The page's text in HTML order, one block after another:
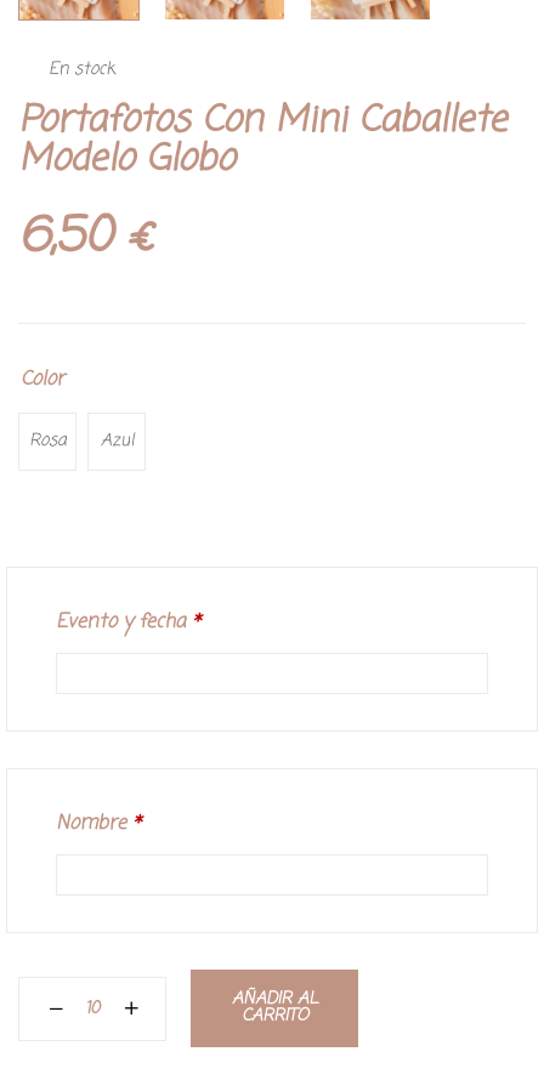
En stock
Portafotos Con Mini Caballete
Modelo Globo
6,50€
Color
Rosa Azul
Evento y fecha *
Nombre *
AÑADIR AL
CARRITO